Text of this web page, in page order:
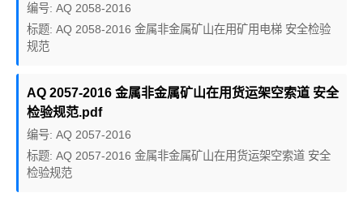
编号: AQ 2058-2016
标题: AQ 2058-2016 金属非金属矿山在用矿用电梯 安全检验
规范
AQ 2057-2016 金属非金属矿山在用货运架空索道 安全
检验规范.pdf
编号: AQ 2057-2016
标题: AQ 2057-2016 金属非金属矿山在用货运架空索道 安全
检验规范